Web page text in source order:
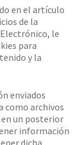
en el artículo
de la
le
para
y la
enviados
como archivos
un posterior
información
dicha